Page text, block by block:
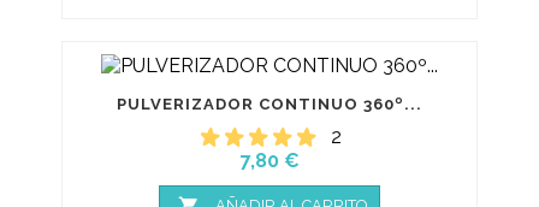
PULVERIZADOR CONTINUO 360º...
2
Precio
7,80 €